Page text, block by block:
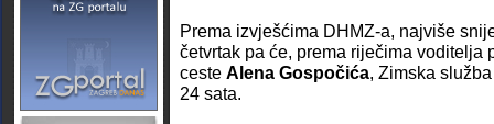
Prema izvješćima DHMZ-a, najviše
četvrtak pa će, prema riječima voditelja
ceste Alena Gospočića, Zimska
24 sata.